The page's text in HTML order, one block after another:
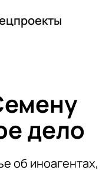
дело
об иноагентах,